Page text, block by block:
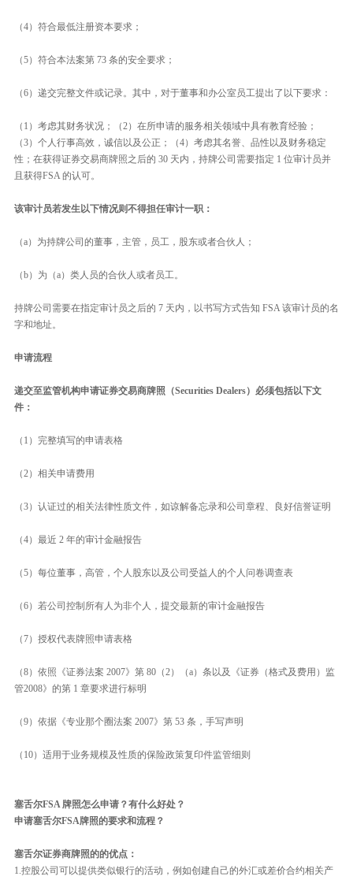
（4）符合最低注册资本要求；
（5）符合本法案第 73 条的安全要求；
（6）递交完整文件或记录。其中，对于董事和办公室员工提出了以下要求：
（1）考虑其财务状况；（2）在所申请的服务相关领域中具有教育经验；
（3）个人行事高效，诚信以及公正；（4）考虑其名誉、品性以及财务稳定
性；在获得证券交易商牌照之后的 30 天内，持牌公司需要指定 1 位审计员并
且获得FSA 的认可。
该审计员若发生以下情况则不得担任审计一职：
（a）为持牌公司的董事，主管，员工，股东或者合伙人；
（b）为（a）类人员的合伙人或者员工。
持牌公司需要在指定审计员之后的 7 天内，以书写方式告知 FSA 该审计员的名
字和地址。
申请流程
递交至监管机构申请证券交易商牌照（Securities Dealers）必须包括以下文
件：
（1）完整填写的申请表格
（2）相关申请费用
（3）认证过的相关法律性质文件，如谅解备忘录和公司章程、良好信誉证明
（4）最近 2 年的审计金融报告
（5）每位董事，高管，个人股东以及公司受益人的个人问卷调查表
（6）若公司控制所有人为非个人，提交最新的审计金融报告
（7）授权代表牌照申请表格
（8）依照《证券法案 2007》第 80（2）（a）条以及《证券（格式及费用）监
管2008》的第 1 章要求进行标明
（9）依据《专业那个圈法案 2007》第 53 条，手写声明
（10）适用于业务规模及性质的保险政策复印件监管细则
塞舌尔FSA 牌照怎么申请？有什么好处？
申请塞舌尔FSA牌照的要求和流程？
塞舌尔证券商牌照的的优点：
1.控股公司可以提供类似银行的活动，例如创建自己的外汇或差价合约相关产